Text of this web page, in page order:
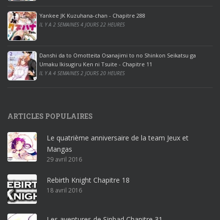
o
ff
i
c
e
2
0
1
r
o
ff
i
c
e
3
Yankee JK Kuzuhana-chan - Chapitre 288
IL Y A 2 SEMAINES 4 JOURS 22 HEURES
Danshi da to Omotteita Osanajimi to no Shinkon Seikatsu ga
Umaku Ikisugiru Ken ni Tsuite - Chapitre 11
IL Y A 4 SEMAINES 2 JOURS 20 HEURES
ARTICLES POPULAIRES
Le quatrième anniversaire de la team Jeux et
Mangas
29 avril 2016
Rebirth Knight Chapitre 18
18 avril 2016